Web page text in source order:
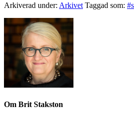
Arkiverad under: Arkivet Taggad som:
Om Brit Stakston